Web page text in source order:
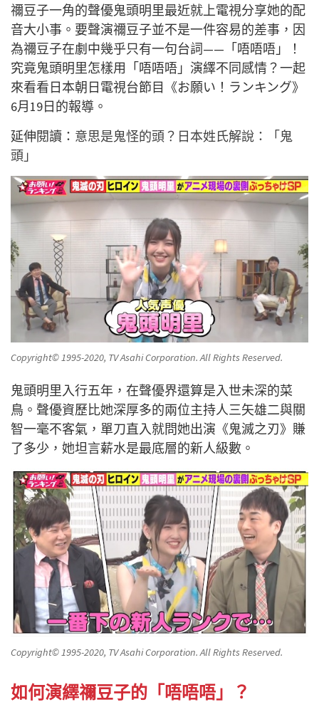
禰豆子一角的聲優鬼頭明里最近就上電視分享她的配
音大小事。要聲演禰豆子並不是一件容易的差事，因
為禰豆子在劇中幾乎只有一句台詞——「唔唔唔」！
究竟鬼頭明里怎樣用「唔唔唔」演繹不同感情？一起
來看看日本朝日電視台節目《お願い！ランキング》
6月19日的報導。
延伸閱讀： 意思是鬼怪的頭？日本姓氏解說：「鬼
頭」
Copyright© 1995-2020, TV Asahi Corporation. All Rights Reserved.
鬼頭明里入行五年，在聲優界還算是入世未深的菜
鳥。聲優資歷比她深厚多的兩位主持人三矢雄二與關
智一毫不客氣，單刀直入就問她出演《鬼滅之刃》賺
了多少，她坦言薪水是最底層的新人級數。
Copyright© 1995-2020, TV Asahi Corporation. All Rights Reserved.
如何演繹禰豆子的「唔唔唔」？